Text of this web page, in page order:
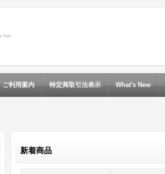
ご利用案内 特定商取引法表示 What's New
新着商品